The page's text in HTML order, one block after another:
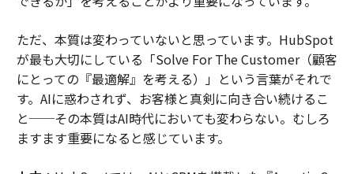
ただ、本質は変わっていないと思っています。HubSpot
が最も大切にしている「Solve For The Customer（顧客
にとっての『最適解』を考える）」という言葉がそれで
す。AIに惑わされず、お客様と真剣に向き合い続けるこ
と──その本質はAI時代においても変わらない。むしろ
ますます重要になると感じています。